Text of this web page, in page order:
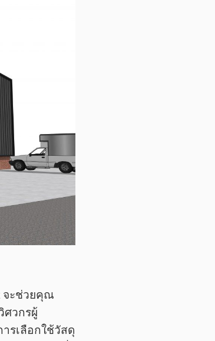
จะช่วยคุณ
ศวกรผู้
รเลือกใช้วัสดุ